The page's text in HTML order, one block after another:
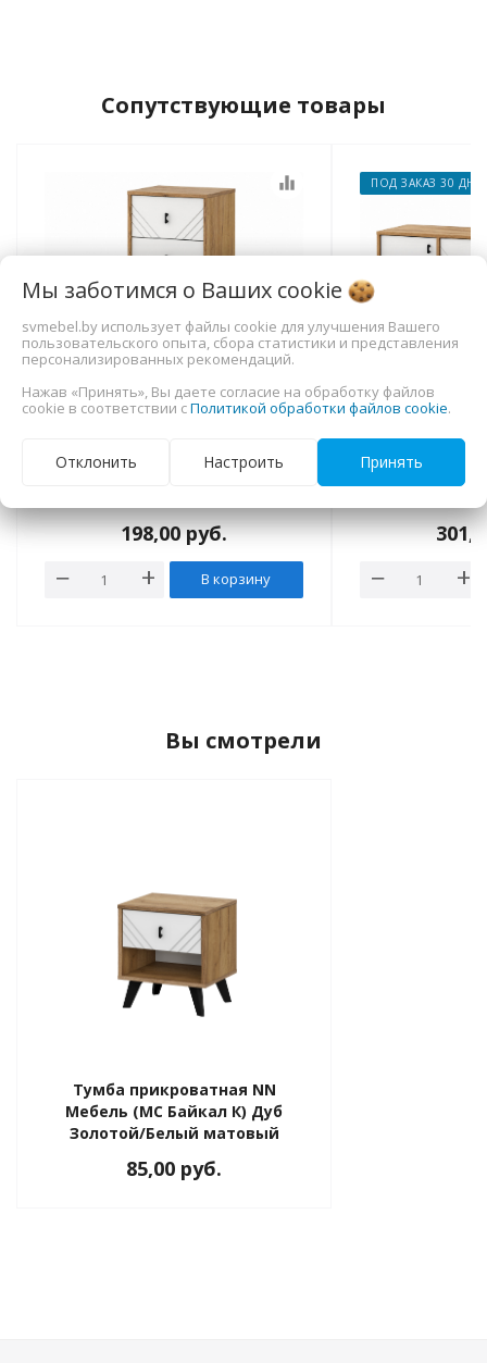
Сопутствующие товары
equalizer
Комод NN Мебель (МС Байкал
К) Дуб Золотой/Белый
198,00руб.
В корзину
ПОД ЗАКАЗ 30
Комод NN
матовый,
Вы смотрели
Тумба прикроватная NN
Мебель (МС Байкал К) Дуб
Золотой/Белый матовый
85,00 руб.
Мы заботимся о Ваших cookie
svmebel.by использует файлы cookie для улучшения Вашего
пользовательского опыта, сбора статистики и представления
персонализированных рекомендаций.
Нажав «Принять», Вы даете согласие на обработку файлов
cookie в соответствии сПолитикой обработки файлов cookie.
Отклонить Настроить Принять